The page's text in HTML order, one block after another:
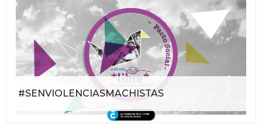
#SENVIOLENCIASMACHISTAS